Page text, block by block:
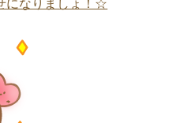
になりましょ！☆